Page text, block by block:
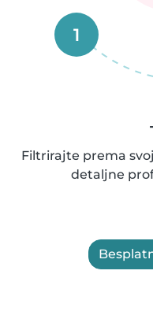
1
Filtrirajte prema
detaljne